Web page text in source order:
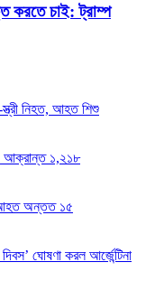
করতে চাই: ট্রাম্প
নিহত, আহত শিশু
আক্রান্ত ১,২১৮
আহত অন্তত ১৫
ঘোষণা করল আর্জেন্টিনা